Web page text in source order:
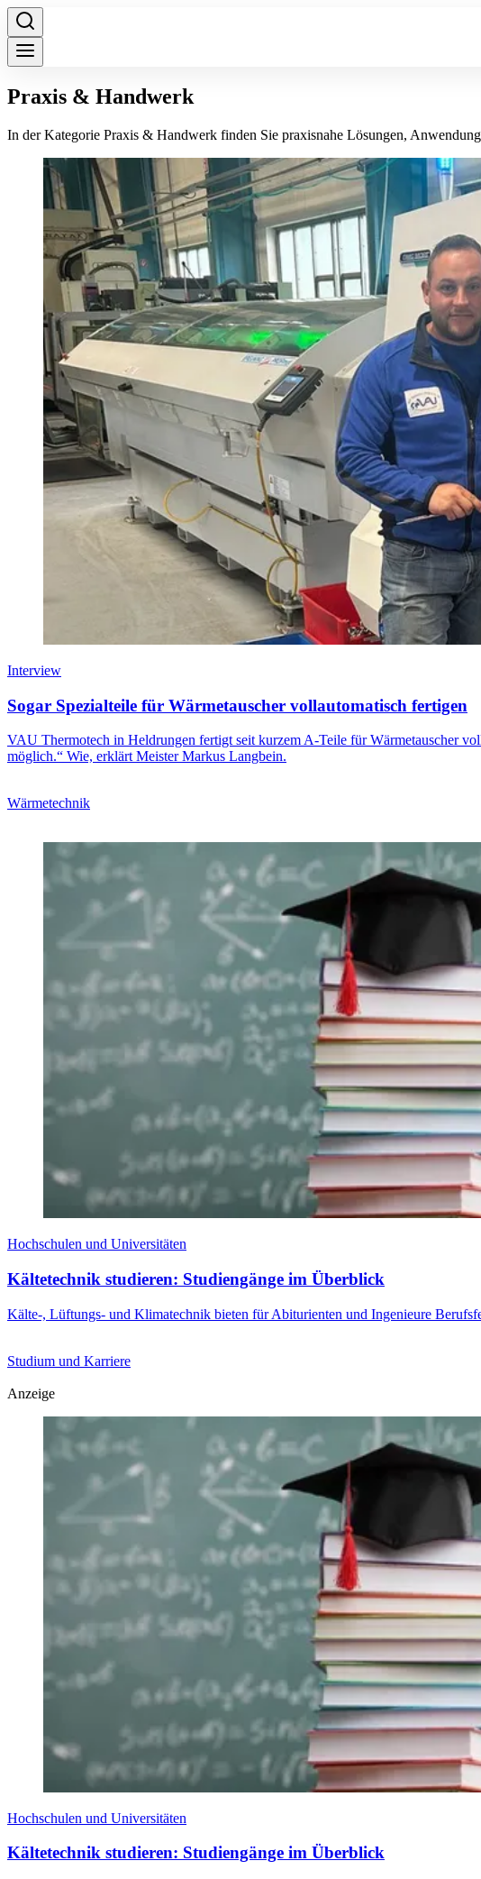
Praxis & Handwerk
In der Kategorie Praxis & Handwerk finden Sie praxisnahe Lösungen,
Interview
Sogar Spezialteile für Wärmetauscher vollautomatisch fertigen
VAU Thermotech in Heldrungen fertigt seit kurzem A-Teile für Wärmetauscher
möglich.“ Wie, erklärt Meister Markus Langbein.
Wärmetechnik
Hochschulen und Universitäten
Kältetechnik studieren: Studiengänge im Überblick
Kälte-, Lüftungs- und Klimatechnik bieten für Abiturienten und Ingenieure
Studium und Karriere
Anzeige
Hochschulen und Universitäten
Kältetechnik studieren: Studiengänge im Überblick